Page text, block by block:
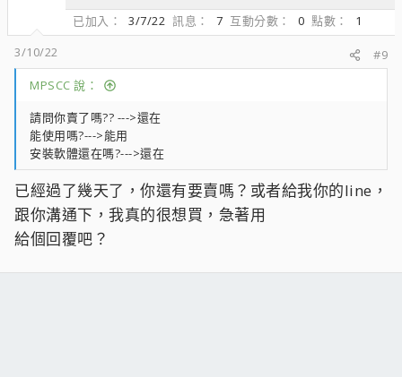
已加入
3/7/22 訊息 7 互動分數 0 點數
1
3/10/22
#9
MPSCC 說：
請問你賣了嗎?? --->還在
能使用嗎?--->能用
安裝軟體還在嗎?--->還在
已經過了幾天了，你還有要賣嗎？或者給我你的line，
跟你溝通下，我真的很想買，急著用
給個回覆吧？